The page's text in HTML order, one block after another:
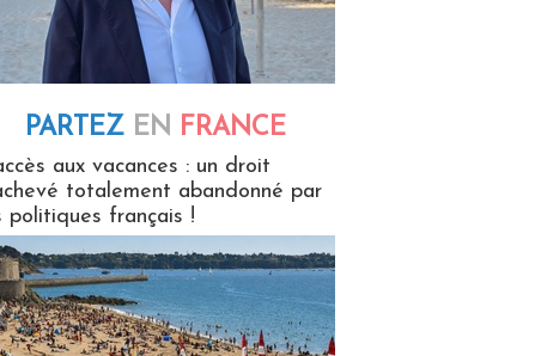
PARTEZ EN FRANCE
aux vacances : un droit
totalement abandonné par
politiques français !